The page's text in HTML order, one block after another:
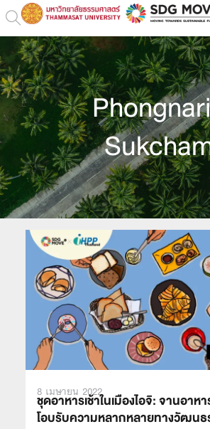
8 เมษายน 2022
ชุดอาหารเช้าในเมืองไอจิ: จานอาห
โอบรับความหลากหลายทางวัฒนธ